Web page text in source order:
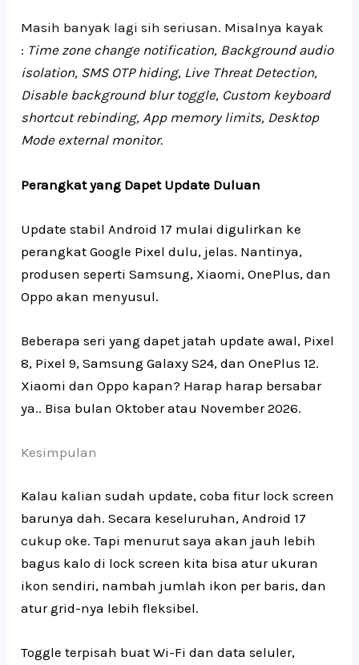
Masih banyak lagi sih seriusan. Misalnya kayak
: Time zone change notification, Background audio
isolation, SMS OTP hiding, Live Threat Detection,
Disable background blur toggle, Custom keyboard
shortcut rebinding, App memory limits, Desktop
Mode external monitor.
Perangkat yang Dapet Update Duluan
Update stabil Android 17 mulai digulirkan ke
perangkat Google Pixel dulu, jelas. Nantinya,
produsen seperti Samsung, Xiaomi, OnePlus, dan
Oppo akan menyusul.
Beberapa seri yang dapet jatah update awal, Pixel
8, Pixel 9, Samsung Galaxy S24, dan OnePlus 12.
Xiaomi dan Oppo kapan? Harap harap bersabar
ya.. Bisa bulan Oktober atau November 2026.
Kesimpulan
Kalau kalian sudah update, coba fitur lock screen
barunya dah. Secara keseluruhan, Android 17
cukup oke. Tapi menurut saya akan jauh lebih
bagus kalo di lock screen kita bisa atur ukuran
ikon sendiri, nambah jumlah ikon per baris, dan
atur grid-nya lebih fleksibel.
Toggle terpisah buat Wi-Fi dan data seluler,